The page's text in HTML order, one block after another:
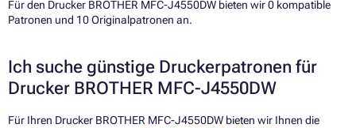
Für den Drucker BROTHER MFC-J4550DW bieten wir 0 kompatible
Patronen und 10 Originalpatronen an.
Ich suche günstige Druckerpatronen für
Drucker BROTHER MFC-J4550DW
Für Ihren Drucker BROTHER MFC-J4550DW bieten wir Ihnen die